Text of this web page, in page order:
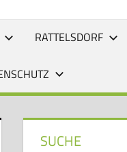
RATTELSDORF
SUCHE